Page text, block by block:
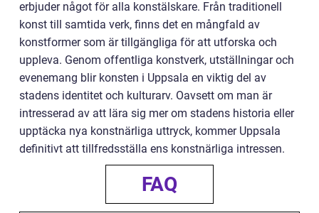
erbjuder något för alla konstälskare. Från traditionell
konst till samtida verk, finns det en mångfald av
konstformer som är tillgängliga för att utforska och
uppleva. Genom offentliga konstverk, utställningar och
evenemang blir konsten i Uppsala en viktig del av
stadens identitet och kulturarv. Oavsett om man är
intresserad av att lära sig mer om stadens historia eller
upptäcka nya konstnärliga uttryck, kommer Uppsala
definitivt att tillfredsställa ens konstnärliga intressen.
FAQ